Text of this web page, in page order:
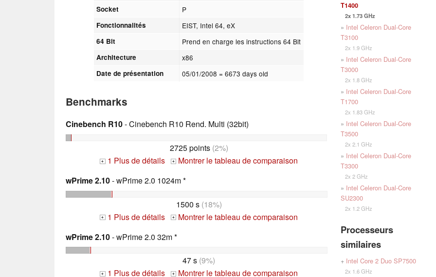
Socket P
Fonctionnalités EIST, Intel 64, eX
64 Bit Prend en charge les instructions 64 Bit
Architecture x86
Date de présentation 05/01/2008 = 6673 days old
Benchmarks
Cinebench R10- Cinebench R10 Rend. Multi (32bit)
2725 points(2%)
+ 1 Plus de détails +
Montrer le tableau de comparaison
wPrime 2.10- wPrime 2.0 1024m *
1500 s(18%)
+ 1 Plus de détails +
Montrer le tableau de comparaison
wPrime 2.10- wPrime 2.0 32m *
47 s (9%)
+ 1 Plus de détails + Montrer le tableau de comparaison
T1400
2x 1.73 GHz
» Intel Celeron Dual-Core
T3100
2x 1.9 GHz
» Intel Celeron Dual-Core
T3000
2x 1.8 GHz
» Intel Celeron Dual-Core
T1700
2x 1.83 GHz
» Intel Celeron Dual-Core
T3500
2x 2.1 GHz
» Intel Celeron Dual-Core
T3300
2x 2 GHz
» Intel Celeron Dual-Core
SU2300
2x 1.2 GHz
Processeurs
similaires
+ Intel Core 2 Duo SP7500
2x 1.6 GHz